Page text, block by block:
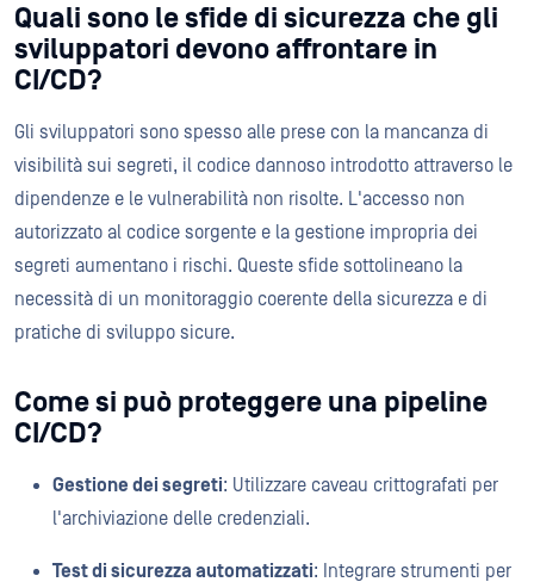
Quali sono le sfide di sicurezza che gli
sviluppatori devono affrontare in
CI/CD?
Gli sviluppatori sono spesso alle prese con la mancanza di
visibilità sui segreti, il codice dannoso introdotto attraverso le
dipendenze e le vulnerabilità non risolte. L'accesso non
autorizzato al codice sorgente e la gestione impropria dei
segreti aumentano i rischi. Queste sfide sottolineano la
necessità di un monitoraggio coerente della sicurezza e di
pratiche di sviluppo sicure.
Come si può proteggere una pipeline
CI/CD?
Gestione dei segreti: Utilizzare caveau crittografati per
l'archiviazione delle credenziali.
Test di sicurezza automatizzati: Integrare strumenti per